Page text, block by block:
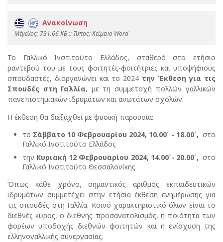
Ανακοίνωση
Mέγεθος: 731.66 KB :: Τύπος: Kείμενο Word
To Γαλλικό Ινστιτούτο Ελλάδος, σταθερό στο ετήσιο
ραντεβού του με τους φοιτητές-φοιτήτριες και υποψήφιους
σπουδαστές, διοργανώνει και το 2024 την Έκθεση για τις
Σπουδές στη Γαλλία, με τη συμμετοχή πολλών γαλλικών
πανεπιστημιακών ιδρυμάτων και ανωτάτων σχολών.
Η έκθεση θα διεξαχθεί με φυσική παρουσία:
το Σάββατο 10 Φεβρουαρίου 2024, 10.00΄ - 18.00΄, στο
Γαλλικό Ινστιτούτο Ελλάδος
την Κυριακή 12 Φεβρουαρίου 2024, 14.00΄- 20.00΄, στο
Γαλλικό Ινστιτούτο Θεσσαλονίκης
Όπως κάθε χρόνο, σημαντικός αριθμός εκπαιδευτικών
ιδρυμάτων συμμετέχει στην ετήσια έκθεση ενημέρωσης για
τις σπουδές στη Γαλλία. Κοινό χαρακτηριστικό όλων είναι το
διεθνές κύρος, ο διεθνής προσανατολισμός, η ποιότητα των
φορέων υποδοχής διεθνών φοιτητών και η ενίσχυση της
ελληνογαλλικής συνεργασίας.